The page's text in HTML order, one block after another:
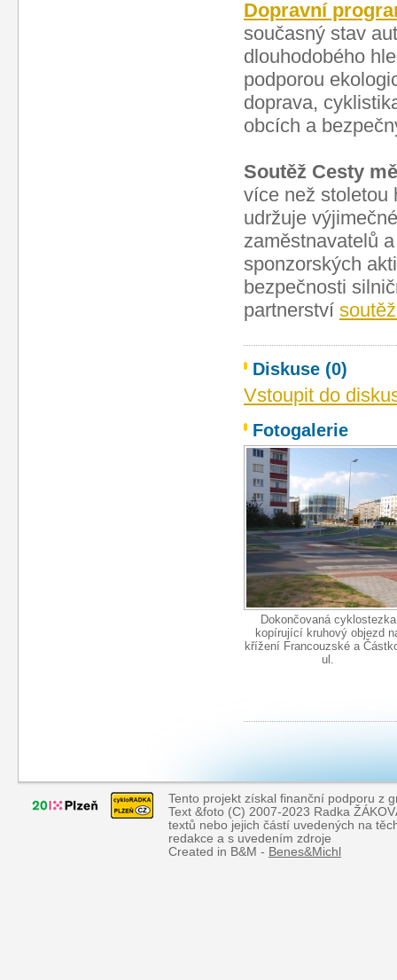
Dopravní
současný stav
dlouhodobého
podporou
doprava,
obcích a
Soutěž Cesty
více než stoletou
udržuje
zaměstnavatelů
sponzorských
bezpečnosti
partnerství
Diskuse (0)
Vstoupit do
Fotogalerie
Dokončovaná cyklostezka
kopírující kruhový objezd
křížení Francouzské a
ul.
Tento projekt získal finanční podporu z
Text &foto (C) 2007-2023 Radka
textů nebo jejich částí uvedených na
redakce a s uvedením zdroje
Created in B&M - Benes&Michl